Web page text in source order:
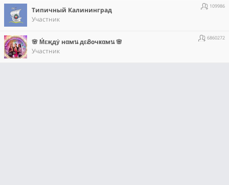
Типичный Калининград
Участник
109986
🌸 Ḿεҗдẏ нαмน дεᏰочҝαмน 🌸
Участник
6860272